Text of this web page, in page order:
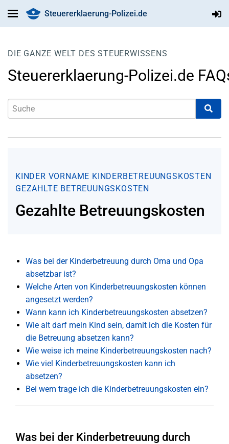
Steuererklaerung-Polizei.de
DIE GANZE WELT DES STEUERWISSENS
Steuererklaerung-Polizei.de
KINDER VORNAME KINDERBETREUUNGSKOSTEN
GEZAHLTE BETREUUNGSKOSTEN
Gezahlte Betreuungskosten
Was bei der Kinderbetreuung durch Oma und Opa
absetzbar ist?
Welche Arten von Kinderbetreuungskosten können
angesetzt werden?
Wann kann ich Kinderbetreuungskosten absetzen?
Wie alt darf mein Kind sein, damit ich die Kosten für
die Betreuung absetzen kann?
Wie weise ich meine Kinderbetreuungskosten nach?
Wie viel Kinderbetreuungskosten kann ich
absetzen?
Bei wem trage ich die Kinderbetreuungskosten ein?
Was bei der Kinderbetreuung durch